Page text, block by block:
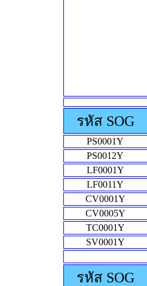
รหัส SOG
PS0001Y
PS0012Y
LF0001Y
LF0011Y
CV0001Y
CV0005Y
TC0001Y
SV0001Y
รหัส SOG